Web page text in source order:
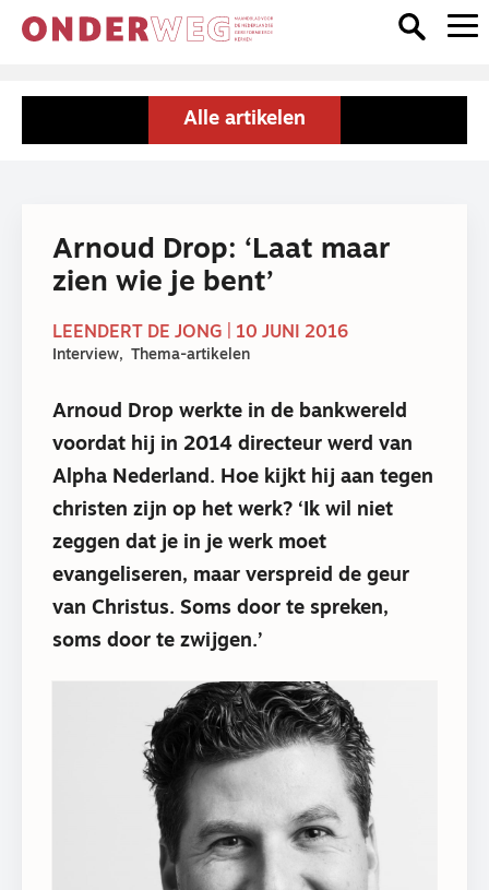
Alle artikelen
Arnoud Drop: ‘Laat maar
zien wie je bent’
LEENDERT DE JONG | 10 JUNI 2016
Interview Thema-artikelen
Arnoud Drop werkte in de bankwereld
voordat hij in 2014 directeur werd van
Alpha Nederland. Hoe kijkt hij aan tegen
christen zijn op het werk? ‘Ik wil niet
zeggen dat je in je werk moet
evangeliseren, maar verspreid de geur
van Christus. Soms door te spreken,
soms door te zwijgen.’